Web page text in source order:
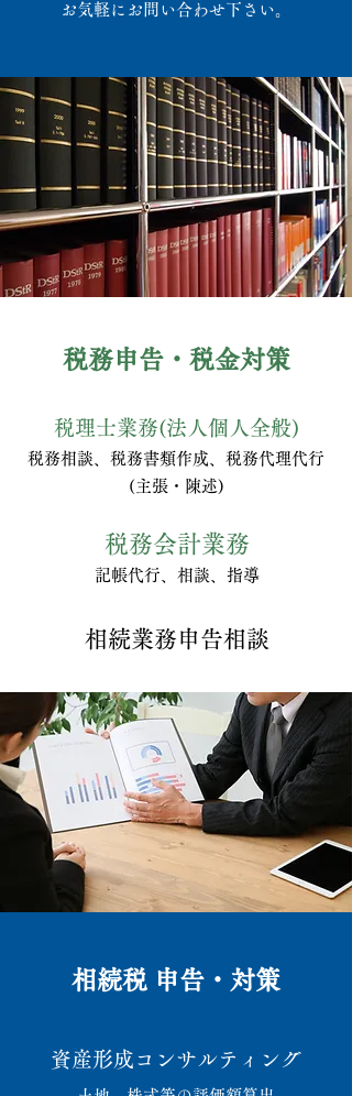
お気軽にお問い合わせ下さい。
税務申告・税金対策
税理士業務(法人個人全般)
税務相談、税務書類作成、税務代理代行
(主張・陳述)
税務会計業務
記帳代行、相談、指導
相続業務申告相談
相続税 申告・対策
資産形成コンサルティング